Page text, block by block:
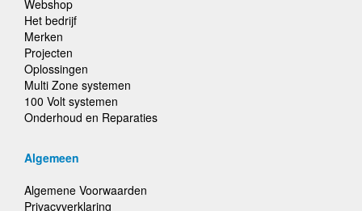
Webshop
Het bedrijf
Merken
Projecten
Oplossingen
Multi Zone systemen
100 Volt systemen
Onderhoud en Reparaties
Algemeen
Algemene Voorwaarden
Privacyverklaring